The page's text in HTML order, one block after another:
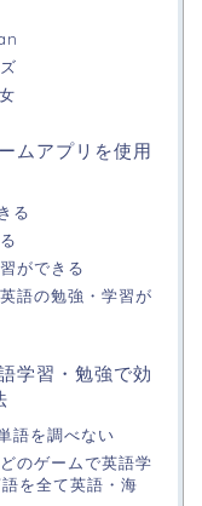
ムアプリを使用
る
ができる
語の勉強・学習が
学習・勉強で効
語を調べない
のゲームで英語学
を全て英語・海